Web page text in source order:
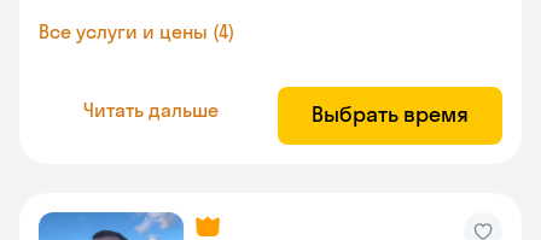
Все услуги и цены (4)
Читать дальше Выбрать время